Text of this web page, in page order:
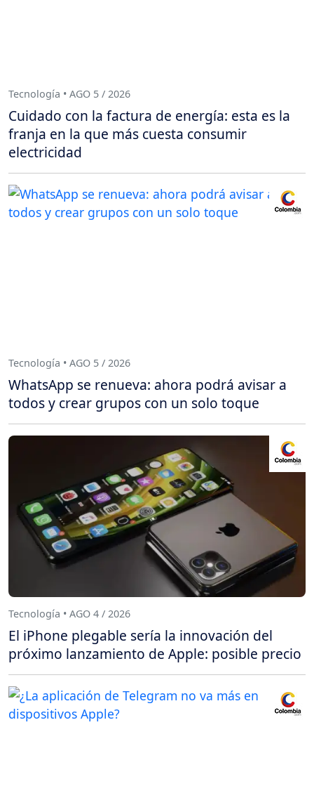
Tecnología • AGO 5 / 2026
Cuidado con la factura de energía: esta es la
franja en la que más cuesta consumir
electricidad
Tecnología • AGO 5 / 2026
WhatsApp se renueva: ahora podrá avisar a
todos y crear grupos con un solo toque
Tecnología • AGO 4 / 2026
El iPhone plegable sería la innovación del
próximo lanzamiento de Apple: posible precio